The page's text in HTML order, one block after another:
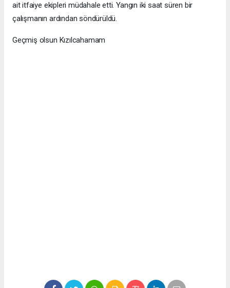
ait itfaiye ekipleri müdahale etti. Yangın iki saat süren bir
çalışmanın ardından söndürüldü.
Geçmiş olsun Kızılcahamam